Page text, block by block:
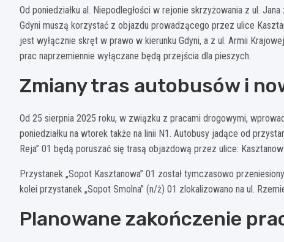
Od poniedziałku al. Niepodległości w rejonie skrzyżowania z ul.
Gdyni muszą korzystać z objazdu prowadzącego przez ulice
jest wyłącznie skręt w prawo w kierunku Gdyni, a z ul. Armii
prac naprzemiennie wyłączane będą przejścia dla pieszych.
Zmiany tras autobusów i
Od 25 sierpnia 2025 roku, w związku z pracami drogowymi,
poniedziałku na wtorek także na linii N1. Autobusy jadące od
Reja” 01 będą poruszać się trasą objazdową przez ulice:
Przystanek „Sopot Kasztanowa” 01 został tymczasowo
kolei przystanek „Sopot Smolna” (n/ż) 01 zlokalizowano na ul.
Planowane zakończenie